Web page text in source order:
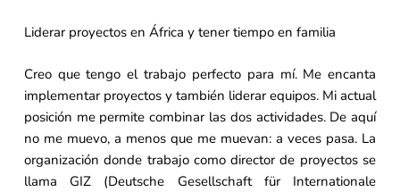
Liderar proyectos en África y tener tiempo en familia
Creo que tengo el trabajo perfecto para mí. Me encanta
implementar proyectos y también liderar equipos. Mi actual
posición me permite combinar las dos actividades. De aquí
no me muevo, a menos que me muevan: a veces pasa. La
organización donde trabajo como director de proyectos se
llama GIZ (Deutsche Gesellschaft für Internationale